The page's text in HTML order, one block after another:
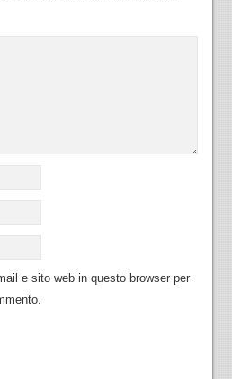
e sito web in questo browser per